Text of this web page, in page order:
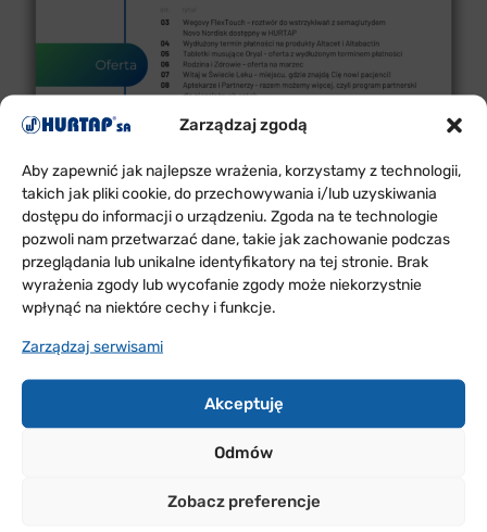
Zarządzaj zgodą
Aby zapewnić jak najlepsze wrażenia, korzystamy z technologii,
takich jak pliki cookie, do przechowywania i/lub uzyskiwania
dostępu do informacji o urządzeniu. Zgoda na te technologie
pozwoli nam przetwarzać dane, takie jak zachowanie podczas
przeglądania lub unikalne identyfikatory na tej stronie. Brak
wyrażenia zgody lub wycofanie zgody może niekorzystnie
wpłynąć na niektóre cechy i funkcje.
Zarządzaj serwisami
Akceptuję
Odmów
Zobacz preferencje
Życzymy przyjemnej lektury i mamy nadzieję, że
zawarte w biuletynie informacje będą dla Państwa
pomocne w codziennej pracy.